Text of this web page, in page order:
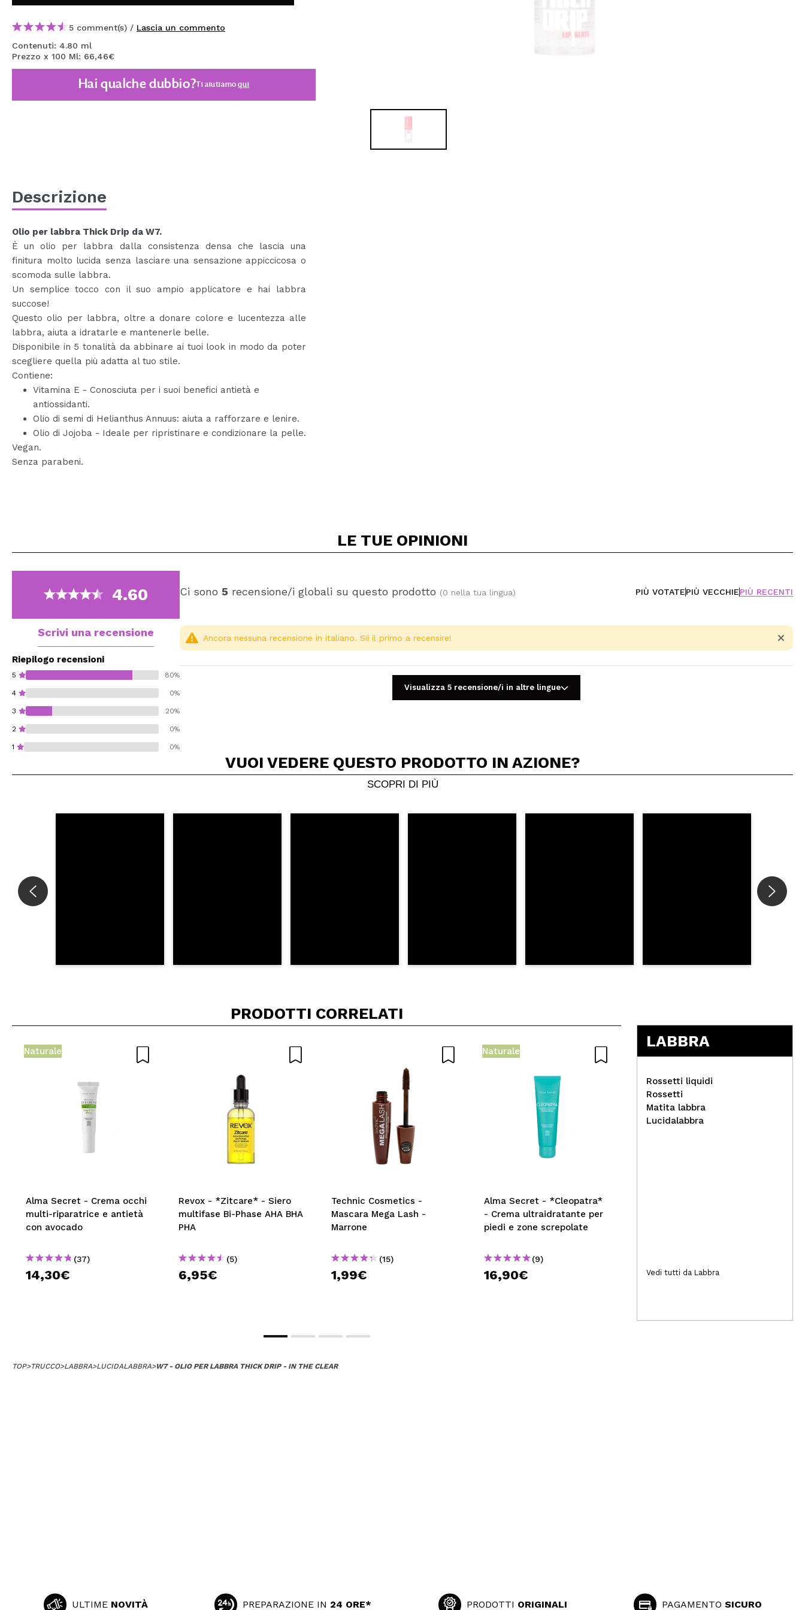
TRAVEL SIZE
PROSSIMAMENTE
CREARE UN ACCOUNT
5 comment(s) / Lascia un commento
Contenuti: 4.80 ml
Prezzo x 100 Ml: 66,46€
Hai qualche dubbio?Ti aiutiamoqui
Descrizione
Olio per labbra Thick Drip da W7.
È un olio per labbra dalla consistenza densa che lascia una
finitura molto lucida senza lasciare una sensazione appiccicosa o
scomoda sulle labbra.
Un semplice tocco con il suo ampio applicatore e hai labbra
succose!
Questo olio per labbra, oltre a donare colore e lucentezza alle
labbra, aiuta a idratarle e mantenerle belle.
Disponibile in 5 tonalità da abbinare ai tuoi look in modo da poter
scegliere quella più adatta al tuo stile.
Contiene:
Vitamina E - Conosciuta per i suoi benefici antietà e
antiossidanti.
Olio di semi di Helianthus Annuus: aiuta a rafforzare e lenire.
Olio di Jojoba - Ideale per ripristinare e condizionare la pelle.
Vegan.
Senza parabeni.
LE TUE OPINIONI
4.60
Scrivi una recensione
Riepilogo recensioni
5 80%
4 0%
3 20%
2 0%
1 0%
Ci sono 5 recensione/i globali su questo prodotto (0 nella tua lingua) PIÙ VOTATEPIÙ VECCHIEPIÙ RECENTI
Condividi un video o una foto
Il tuo video potrebbe essere il primo. Immaginalo...
5/5
Ancora nessuna recensione in italiano. Sii il primo a recensire!
Visualizza 5 recensione/i in altre lingue
VUOI VEDERE QUESTO PRODOTTO IN AZIONE?
SCOPRI DI PIÙ
PRODOTTI CORRELATI
Naturale
Alma Secret - Crema occhi
multi-riparatrice e antietà
con avocado
(37)
14,30€
Revox - *Zitcare* - Siero
multifase Bi-Phase AHA BHA
PHA
(5)
6,95€
Technic Cosmetics -
Mascara Mega Lash -
Marrone
(15)
1,99€
Naturale
Alma Secret - *Cleopatra*
- Crema ultraidratante per
piedi e zone screpolate
(9)
16,90€ 12,00€
LABBRA
Rossetti liquidi
Rossetti
Matita labbra
Lucidalabbra
Vedi tutti da Labbra
TOP>TRUCCO>LABBRA>LUCIDALABBRA>W7 - OLIO PER LABBRA THICK DRIP - IN THE CLEAR
ULTIME NOVITÀ PREPARAZIONE IN 24 ORE* PRODOTTI ORIGINALI PAGAMENTO SICURO